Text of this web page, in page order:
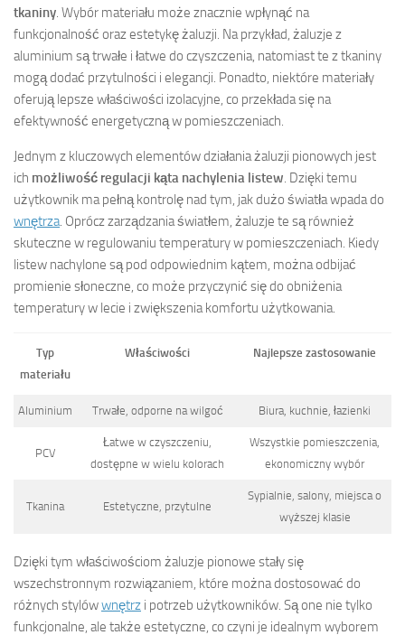
tkaniny . Wybór materiału może znacznie wpłynąć na
funkcjonalność oraz estetykę żaluzji. Na przykład, żaluzje z
aluminium są trwałe i łatwe do czyszczenia, natomiast te z tkaniny
mogą dodać przytulności i elegancji. Ponadto, niektóre materiały
oferują lepsze właściwości izolacyjne, co przekłada się na
efektywność energetyczną w pomieszczeniach.
Jednym z kluczowych elementów działania żaluzji pionowych jest
ich możliwość regulacji kąta nachylenia listew . Dzięki temu
użytkownik ma pełną kontrolę nad tym, jak dużo światła wpada do
wnętrza . Oprócz zarządzania światłem, żaluzje te są również
skuteczne w regulowaniu temperatury w pomieszczeniach. Kiedy
listew nachylone są pod odpowiednim kątem, można odbijać
promienie słoneczne, co może przyczynić się do obniżenia
temperatury w lecie i zwiększenia komfortu użytkowania.
Typ
materiału
Właściwości Najlepsze zastosowanie
Aluminium Trwałe, odporne na wilgoć Biura, kuchnie, łazienki
PCV
Łatwe w czyszczeniu,
dostępne w wielu kolorach
Wszystkie pomieszczenia,
ekonomiczny wybór
Tkanina Estetyczne, przytulne
Sypialnie, salony, miejsca o
wyższej klasie
Dzięki tym właściwościom żaluzje pionowe stały się
wszechstronnym rozwiązaniem, które można dostosować do
różnych stylówwnętrz i potrzeb użytkowników. Są one nie tylko
funkcjonalne, ale także estetyczne, co czyni je idealnym wyborem